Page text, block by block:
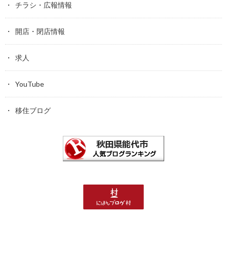
チラシ・広報情報
開店・閉店情報
求人
YouTube
移住ブログ